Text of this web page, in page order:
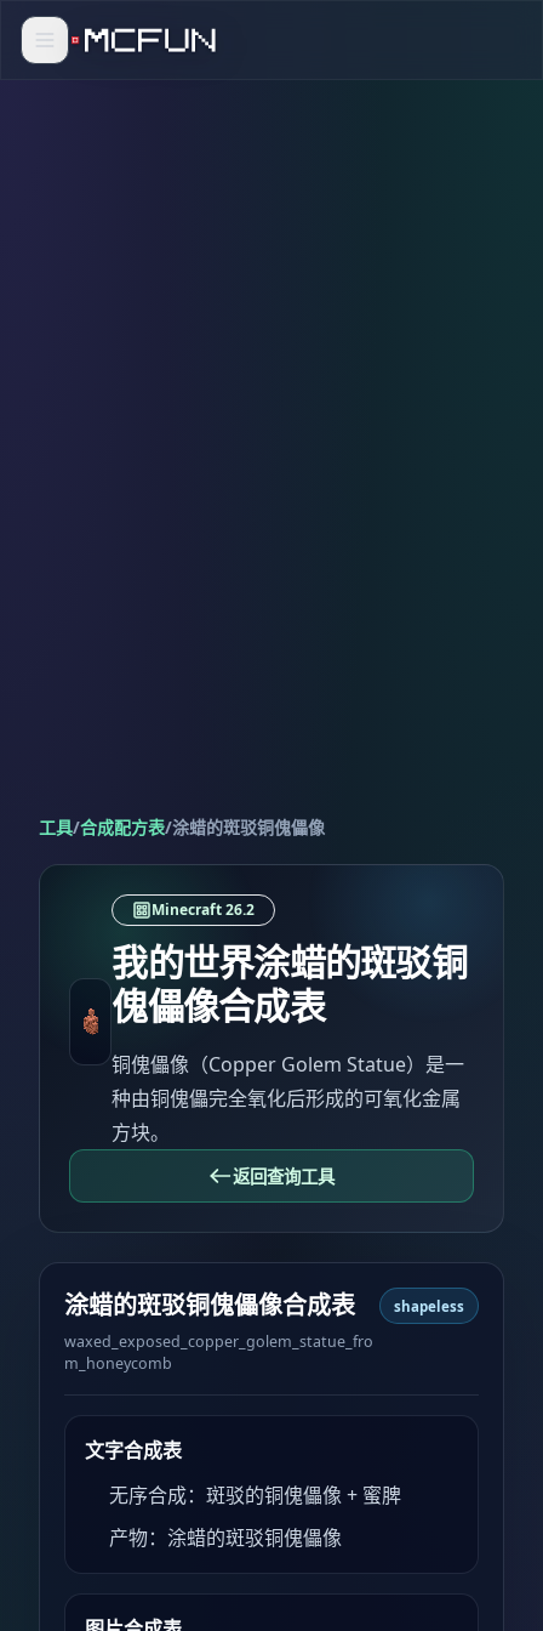
工具/合成配方表/涂蜡的斑驳铜傀儡像
Minecraft 26.2
我的世界涂蜡的斑驳铜
傀儡像合成表
铜傀儡像（Copper Golem Statue）是一
种由铜傀儡完全氧化后形成的可氧化金属
方块。
返回查询工具
涂蜡的斑驳铜傀儡像合成表
waxed_exposed_copper_golem_statue_fro
m_honeycomb
shapeless
文字合成表
无序合成：斑驳的铜傀儡像 + 蜜脾
产物：涂蜡的斑驳铜傀儡像